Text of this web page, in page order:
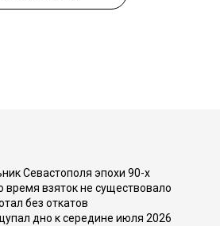
Севастополя эпохи 90-х
время взяток не существовало
без откатов
дно к середине июля 2026